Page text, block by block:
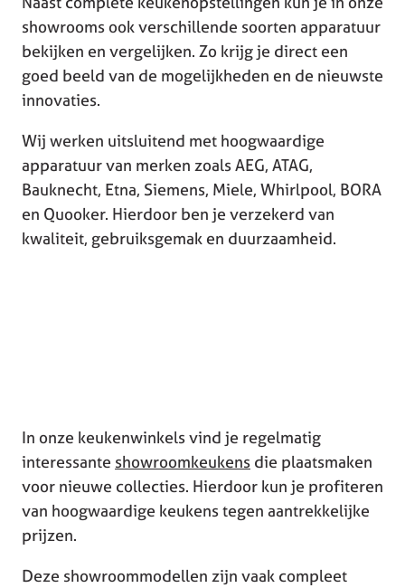
showrooms ook verschillende soorten apparatuur
bekijken en vergelijken. Zo krijg je direct een
goed beeld van de mogelijkheden en de nieuwste
innovaties.
Wij werken uitsluitend met hoogwaardige
apparatuur van merken zoals AEG, ATAG,
Bauknecht, Etna, Siemens, Miele, Whirlpool, BORA
en Quooker. Hierdoor ben je verzekerd van
kwaliteit, gebruiksgemak en duurzaamheid.
In onze keukenwinkels vind je regelmatig
interessante showroomkeukens die plaatsmaken
voor nieuwe collecties. Hierdoor kun je profiteren
van hoogwaardige keukens tegen aantrekkelijke
prijzen.
Deze showroommodellen zijn vaak compleet